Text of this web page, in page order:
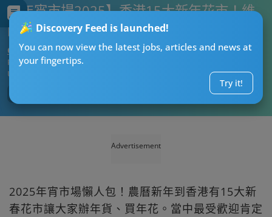
Discovery Feed is launched!
You can now view the latest jobs, articles and news at
your fingertips.
Try it!
【年宵市場2025】香港15大新年花市！維
園年宵/元朗花市年宵市場時間及交通
CTgoodjobs’ Editor
Published:2025-01-09
Updated:
Advertisement
2025年宵市場懶人包！農曆新年到香港有15大新
春花市讓大家辦年貨、買年花。當中最受歡迎肯定